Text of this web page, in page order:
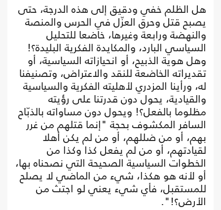
هل الظلم خفي ودقيق إلى هذه الدرجة، حتى
يصبح قتل وحرق العزّل في الحرس والمنصة
والنهضة ورابعة وغيرها، خاضعا للتحليل
السياسي البارد، والمكايدة الفكرية البليدة؟!
وهل هوية الذبيح، أو انحيازاته السياسية، أو
تقديراته الخاضعة للنقد والاعتراض، وتصنيفنا
له، ورأينا المزدري لأهليته الفكرية والسياسية
والقيادية، يحول دون قدرتنا على رؤيته
مظلوما بالفعل؟! ويحول دون مساواته بالذبّاح
السافر المكشوف بحجة "إنما قتلهم من غرر
بهم، أو من ضللهم، أو من لم يكن أهلا
لقيادتهم، أو من لم يفعل كذا وكذا من
الخطوات السياسية الصحيحة التي نصحناه بها،
أو لأنه هو هكذا، شيء من الماضي لا يصلح
للمستقبل، فأي شيء يعني لو اجتث من
الأرض؟!".